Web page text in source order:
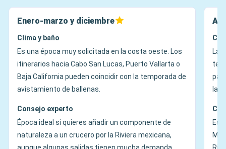
Enero-marzo y diciembre
Clima y baño
Es una época muy solicitada en la costa oeste. Los
itinerarios hacia Cabo San Lucas, Puerto Vallarta o
Baja California pueden coincidir con la temporada de
avistamiento de ballenas.
Consejo experto
Época ideal si quieres añadir un componente de
naturaleza a un crucero por la Riviera mexicana,
La
las
Es